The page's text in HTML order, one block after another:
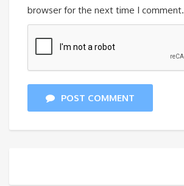
browser for the next time I comment.
POST COMMENT